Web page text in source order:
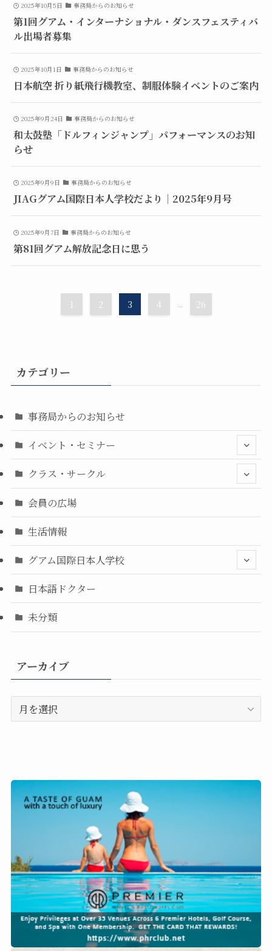
2025年10月5日 事務局からのお知らせ
第1回グアム・インターナショナル・ダンスフェスティバ
ル出場者募集
2025年10月1日 事務局からのお知らせ
日本航空 折り紙飛行機教室、制服体験イベントのご案内
2025年9月24日 事務局からのお知らせ
和太鼓塾「ドルフィンジャンプ」パフォーマンスのお知
らせ
2025年9月9日 事務局からのお知らせ
JIAGグアム国際日本人学校だより｜2025年9月号
2025年9月7日 事務局からのお知らせ
第81回グアム解放記念日に思う
1 2 3 4 ... 26
カテゴリー
事務局からのお知らせ
イベント・セミナー
クラス・サークル
会員の広場
生活情報
グアム国際日本人学校
日本語ドクター
未分類
アーカイブ
ー